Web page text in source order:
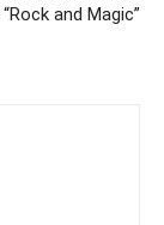
and Magic”